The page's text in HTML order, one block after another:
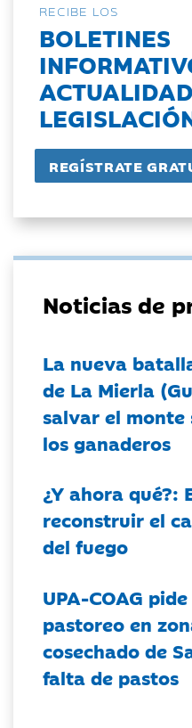
RECIBE LOS
BOLETINES
Noticias de
La nueva
de La Mierla
salvar el monte
los ganaderos
¿Y ahora qué?:
reconstruir el
del fuego
UPA-COAG
pastoreo en
cosechado de
falta de pastos